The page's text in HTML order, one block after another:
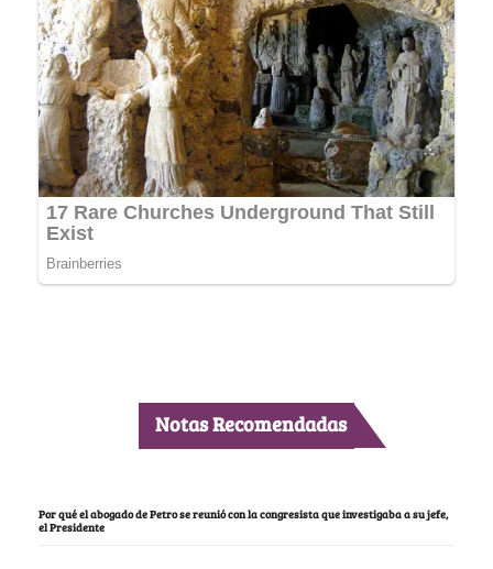
Notas Recomendadas
Por qué el abogado de Petro se reunió con la congresista que investigaba a su jefe,
el Presidente